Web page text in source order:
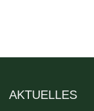
AKTUELLES